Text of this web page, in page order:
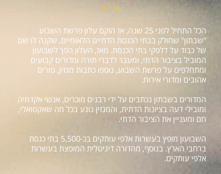
אודות
הכל התחיל לפני 25 שנה, אז הוקם עלון פרשת השבוע
"שבתון" שחולק בבתי הכנסת הדתיים הלאומיים, שקנה לו שם
של כבוד על דלפקי בתי הכנסת. מאז, העלון הפך לשבועון
המוביל בציבור הדתי, ומעבר לדברי תורה ומדורים קבועים
ומתחלפים על פרשת השבוע, נוספו כתבות מגזין, טורים
אהובים ומדורי אירוח.
המדורים בשבתון נכתבים על ידי רבנים מוכרים, אנשי אקדמיה
ומובילי דעה בציונות הדתית, והמגזין נוגע בכל מה שאקטואלי,
חם ומעניין את הציבור הדתי.
השבועון מופץ בעשרות אלפי עותקים בכ-5,500 בתי כנסת
ברחבי הארץ. בנוסף, מהדורה דיגיטלית המופצת בעשרות
אלפי עותקים.